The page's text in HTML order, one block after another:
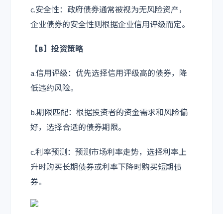
c.安全性：政府债券通常被视为无风险资产，
企业债券的安全性则根据企业信用评级而定。
【B】投资策略
a.信用评级：优先选择信用评级高的债券，降
低违约风险。
b.期限匹配：根据投资者的资金需求和风险偏
好，选择合适的债券期限。
c.利率预测：预测市场利率走势，选择利率上
升时购买长期债券或利率下降时购买短期债
券。